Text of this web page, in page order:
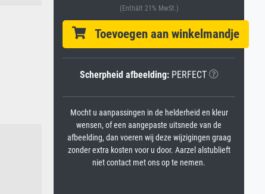
(Enthält 21% MwSt.)
Toevoegen aan winkelmandje
Scherpheid afbeelding:PERFECT
Mocht u aanpassingen in de helderheid en kleur
wensen, of een aangepaste uitsnede van de
afbeelding, dan voeren wij deze wijzigingen graag
zonder extra kosten voor u door. Aarzel alstublieft
niet contact met ons op te nemen.